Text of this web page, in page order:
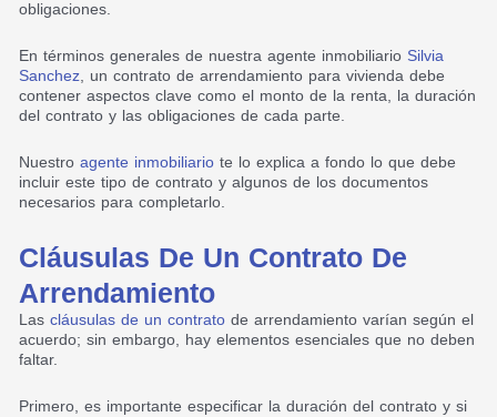
obligaciones.
En términos generales de nuestra agente inmobiliario Silvia
Sanchez, un contrato de arrendamiento para vivienda debe
contener aspectos clave como el monto de la renta, la duración
del contrato y las obligaciones de cada parte.
Nuestro agente inmobiliario te lo explica a fondo lo que debe
incluir este tipo de contrato y algunos de los documentos
necesarios para completarlo.
Cláusulas De Un Contrato De
Arrendamiento
Lascláusulas de un contrato de arrendamiento varían según el
acuerdo; sin embargo, hay elementos esenciales que no deben
faltar.
Primero, es importante especificar la duración del contrato y si